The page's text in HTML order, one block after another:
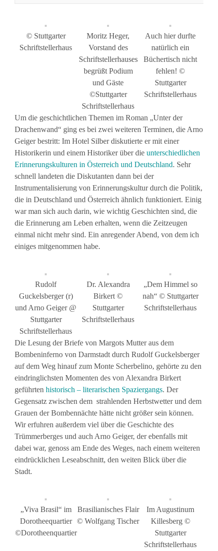
© Stuttgarter
Schriftstellerhaus
Moritz Heger,
Vorstand des
Schriftstellerhauses
begrüßt Podium
und Gäste
©Stuttgarter
Schriftstellerhaus
Auch hier durfte
natürlich ein
Büchertisch nicht
fehlen! ©
Stuttgarter
Schriftstellerhaus
Um die geschichtlichen Themen im Roman „Unter der
Drachenwand“ ging es bei zwei weiteren Terminen, die Arno
Geiger bestritt: Im Hotel Silber diskutierte er mit einer
Historikerin und einem Historiker über die unterschiedlichen
Erinnerungskulturen in Österreich und Deutschland. Sehr
schnell landeten die Diskutanten dann bei der
Instrumentalisierung von Erinnerungskultur durch die Politik,
die in Deutschland und Österreich ähnlich funktioniert. Einig
war man sich auch darin, wie wichtig Geschichten sind, die
die Erinnerung am Leben erhalten, wenn die Zeitzeugen
einmal nicht mehr sind. Ein anregender Abend, von dem ich
einiges mitgenommen habe.
Rudolf
Guckelsberger (r)
und Arno Geiger @
Stuttgarter
Schriftstellerhaus
Dr. Alexandra
Birkert ©
Stuttgarter
Schriftstellerhaus
„Dem Himmel so
nah“ © Stuttgarter
Schriftstellerhaus
Die Lesung der Briefe von Margots Mutter aus dem
Bombeninferno von Darmstadt durch Rudolf Guckelsberger
auf dem Weg hinauf zum Monte Scherbelino, gehörte zu den
eindringlichsten Momenten des von Alexandra Birkert
geführten historisch – literarischen Spaziergangs. Der
Gegensatz zwischen dem strahlenden Herbstwetter und dem
Grauen der Bombennächte hätte nicht größer sein können.
Wir erfuhren außerdem viel über die Geschichte des
Trümmerberges und auch Arno Geiger, der ebenfalls mit
dabei war, genoss am Ende des Weges, nach einem weiteren
eindrücklichen Leseabschnitt, den weiten Blick über die
Stadt.
„Viva Brasil“ im
Dorotheequartier
©Dorotheenquartier
Brasilianisches Flair
© Wolfgang Tischer
Im Augustinum
Killesberg ©
Stuttgarter
Schriftstellerhaus